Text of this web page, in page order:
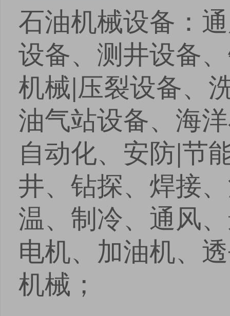
石油机械设备：
设备、测井设备
机械|压裂设备、
油气站设备、海
自动化、安防|节
井、钻探、焊接
温、制冷、通风
电机、加油机、
机械；